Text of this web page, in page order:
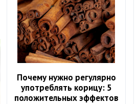
Почему нужно регулярно
употреблять корицу: 5
положительных эффектов